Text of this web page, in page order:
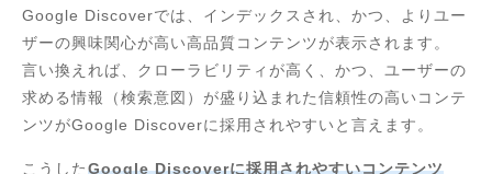
Google Discoverでは、インデックスされ、かつ、よりユー
ザーの興味関心が高い高品質コンテンツが表示されます。
言い換えれば、クローラビリティが高く、かつ、ユーザーの
求める情報（検索意図）が盛り込まれた信頼性の高いコンテ
ンツがGoogle Discoverに採用されやすいと言えます。
こうしたGoogle Discoverに採用されやすいコンテンツ